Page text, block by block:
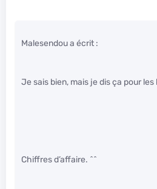
Malesendou a écrit :
Je sais bien, mais je dis ça pour les
Chiffres d’affaire. ^^